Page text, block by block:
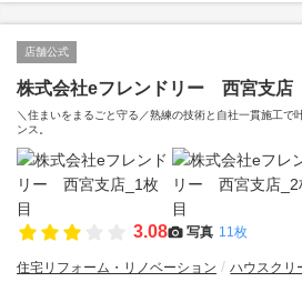
店舗公式
株式会社eフレンドリー 西宮支店
＼住まいをまるごと守る／熟練の技術と自社一貫施工で
ンス。
3.08 写真 11枚
住宅リフォーム・リノベーション ハウスクリ